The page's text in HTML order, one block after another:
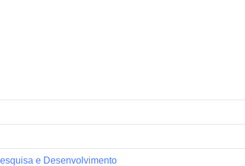
e Desenvolvimento